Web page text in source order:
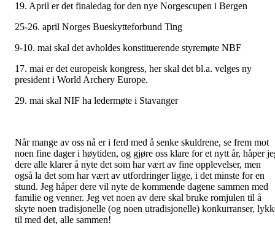
19. April er det finaledag for den nye Norgescupen i Bergen
25-26. april Norges Bueskytteforbund Ting
9-10. mai skal det avholdes konstituerende styremøte NBF
17. mai er det europeisk kongress, her skal det bl.a. velges ny
president i World Archery Europe.
29. mai skal NIF ha ledermøte i Stavanger
Når mange av oss nå er i ferd med å senke skuldrene, se frem mot
noen fine dager i høytiden, og gjøre oss klare for et nytt år, håper
dere alle klarer å nyte det som har vært av fine opplevelser, men
også la det som har vært av utfordringer ligge, i det minste for en
stund. Jeg håper dere vil nyte de kommende dagene sammen med
familie og venner. Jeg vet noen av dere skal bruke romjulen til å
skyte noen tradisjonelle (og noen utradisjonelle) konkurranser,
til med det, alle sammen!